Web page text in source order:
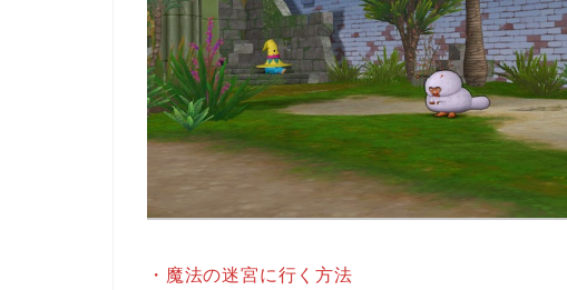
・魔法の迷宮に行く方法